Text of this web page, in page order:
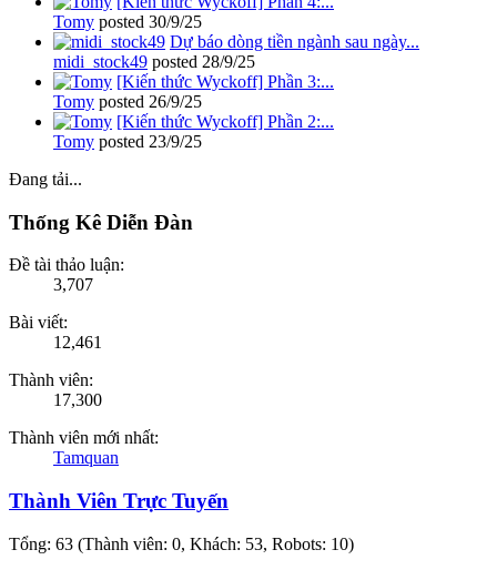
Tomy posted 30/9/25
Dự báo dòng tiền ngành sau ngày...
midi_stock49 posted 28/9/25
[Kiến thức Wyckoff] Phần 3:...
Tomy posted 26/9/25
[Kiến thức Wyckoff] Phần 2:...
Tomy posted 23/9/25
Đang tải...
Thống Kê Diễn Đàn
Đề tài thảo luận:
3,707
Bài viết:
12,461
Thành viên:
17,300
Thành viên mới nhất:
Tamquan
Thành Viên Trực Tuyến
Tổng: 63 (Thành viên: 0, Khách: 53, Robots: 10)